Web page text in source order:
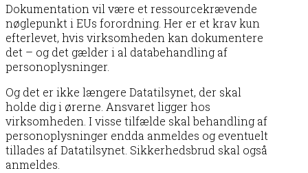
Dokumentation vil være et ressourcekrævende
nøglepunkt i EUs forordning. Her er et krav kun
efterlevet, hvis virksomheden kan dokumentere
det – og det gælder i al databehandling af
personoplysninger.
Og det er ikke længere Datatilsynet, der skal
holde dig i ørerne. Ansvaret ligger hos
virksomheden. I visse tilfælde skal behandling af
personoplysninger endda anmeldes og eventuelt
tillades af Datatilsynet. Sikkerhedsbrud skal også
anmeldes.